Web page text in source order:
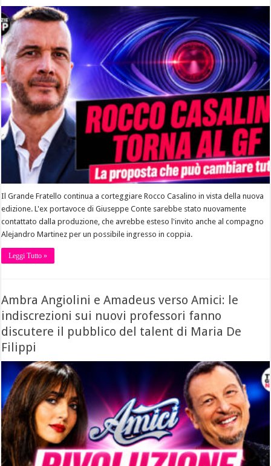
Il Grande Fratello continua a corteggiare Rocco Casalino in vista della nuova
edizione. L'ex portavoce di Giuseppe Conte sarebbe stato nuovamente
contattato dalla produzione, che avrebbe esteso l'invito anche al compagno
Alejandro Martinez per un possibile ingresso in coppia.
Leggi Tutto »
Ambra Angiolini e Amadeus verso Amici: le
indiscrezioni sui nuovi professori fanno
discutere il pubblico del talent di Maria De
Filippi